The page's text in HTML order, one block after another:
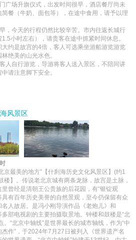
广场升旗仪式，出发时间很早，酒店餐厅尚未
餐（牛奶、面包等），在途中食用，请予以理
，今天的行程仍然比较辛苦。市内往返长城行
小时左右），请贵客在途中抓紧时间休息。
大约是故宫的4倍，客人可选乘坐游船游览游览
绝美的山光水色。
人自行游览，导游将客人送入景区，不陪同讲
请注意脚下安全。
风景区
京最美的地方”【什刹海历史文化风景区】(约1
楼】。传说老北京城有两条龙脉，故宫是土脉，
曾经是清朝王公贵族的后花园，有“银锭观
具有百年历史美誉的自然景观，至今仍保留有众
名人故居。是冯小刚导演作品《老炮儿》和
多部电视剧的主要拍摄取景地。钟楼和鼓楼是“北
。“北京中轴线”是世界最长的城市轴线，作为“中
作”，于2024年7月27日被列入《世界遗产名